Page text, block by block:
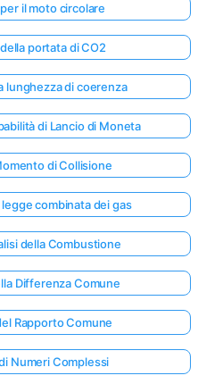
il moto circolare
portata di CO2
lunghezza di coerenza
di Lancio di Moneta
di Collisione
combinata dei gas
della Combustione
Differenza Comune
Rapporto Comune
Numeri Complessi